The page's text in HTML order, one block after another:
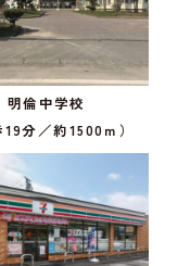
明倫中学校
19分／約1500ｍ）